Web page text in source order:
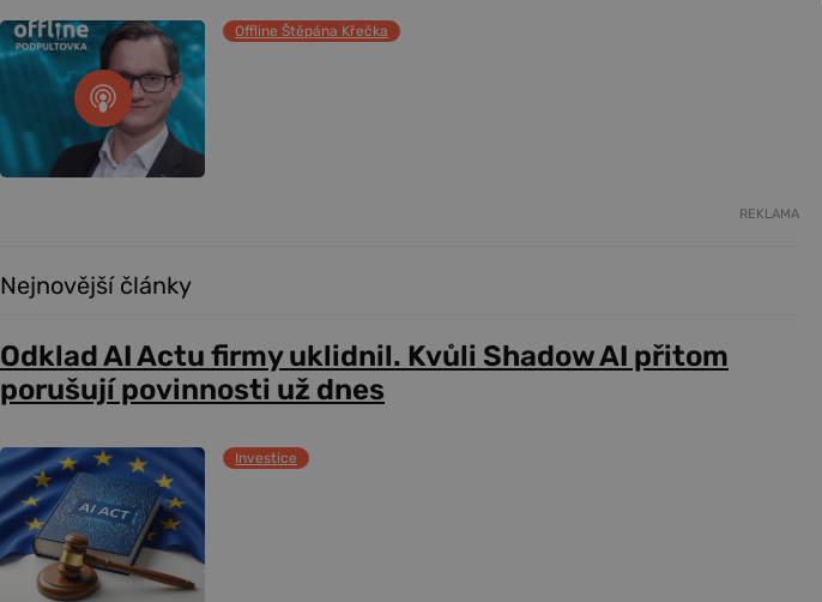
Offline Štěpána Křečka
REKLAMA
Nejnovější články
Odklad AI Actu firmy uklidnil. Kvůli Shadow AI přitom
porušují povinnosti už dnes
Investice